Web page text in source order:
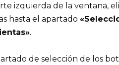
izquierda de la ventana,
hasta el apartado
.
de selección de los